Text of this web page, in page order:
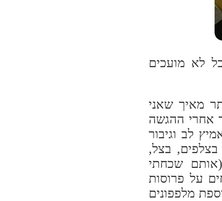
לא מועכים
מאיך שאני
אחרי ההגשה
לב וגיבור
בצל,
שכחתי
על פרוסות
מלפפונים